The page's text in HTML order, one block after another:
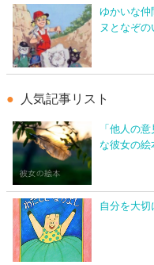
ゆかいな仲
ヌとなぞの
人気記事リスト
「他人の
な彼女の絵
自分を大切